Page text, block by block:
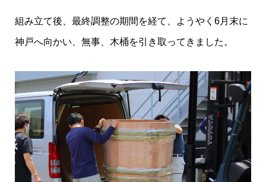
組み立て後、最終調整の期間を経て、ようやく6月末に
神戸へ向かい、無事、木桶を引き取ってきました。